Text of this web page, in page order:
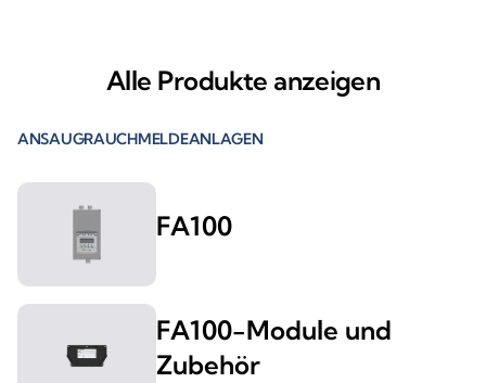
Alle Produkte anzeigen
ANSAUGRAUCHMELDEANLAGEN
FA100
FA100-Module und
Zubehör